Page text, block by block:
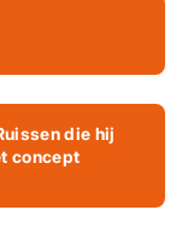
die hij
concept